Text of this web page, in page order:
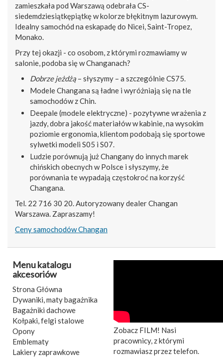
zamieszkała pod Warszawą odebrała CS-
siedemdziesiątkępiątkę w kolorze błękitnym lazurowym.
Idealny samochód na eskapadę do Nicei, Saint-Tropez,
Monako.
Przy tej okazji - co osobom, z którymi rozmawiamy w
salonie, podoba się w Changanach?
Dobrze jeżdżą – słyszymy – a szczególnie CS75.
Modele Changana są ładne i wyróżniają się na tle
samochodów z Chin.
Deepale (modele elektryczne) - pozytywne wrażenia z
jazdy, dobra jakość materiałów w kabinie, na wysokim
poziomie ergonomia, klientom podobają się sportowe
sylwetki modeli S05 i S07.
Ludzie porównują już Changany do innych marek
chińskich obecnych w Polsce i słyszymy, że
porównania te wypadają częstokroć na korzyść
Changana.
Tel. 22 716 30 20. Autoryzowany dealer Changan
Warszawa. Zapraszamy!
Ceny samochodów Changan
Menu katalogu
akcesoriów
Strona Główna
Dywaniki, maty bagażnika
Bagażniki dachowe
Kołpaki, felgi stalowe
Opony
Emblematy
Lakiery zaprawkowe
Zobacz FILM! Nasi
pracownicy, z którymi
rozmawiasz przez telefon.